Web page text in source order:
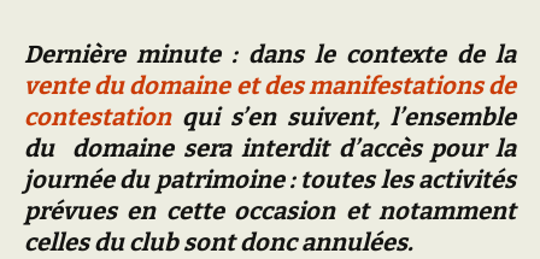
Dernière minute : dans le contexte de la
vente du domaine et des manifestations de
contestationqui s’en suivent, l’ensemble
du domaine sera interdit d’accès pour la
journée du patrimoine : toutes les activités
prévues en cette occasion et notamment
celles du club sont donc annulées.